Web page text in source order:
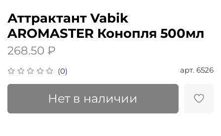
(0) арт. 6526
Аттрактант Vabik
AROMASTER Конопля 500мл
268.50 ₽
Нет в наличии